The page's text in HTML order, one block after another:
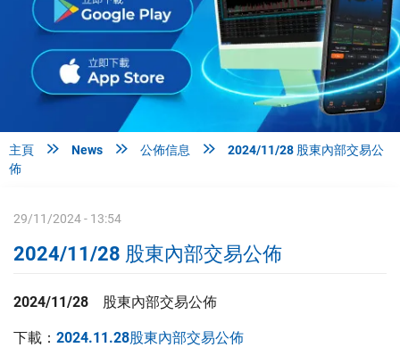
主頁  News  公佈信息 
2024/11/28 股東內部交易公
佈
29/11/2024 - 13:54
2024/11/28 股東內部交易公佈
2024/11/28 股東內部交易公佈
下載： 2024.11.28股東內部交易公佈